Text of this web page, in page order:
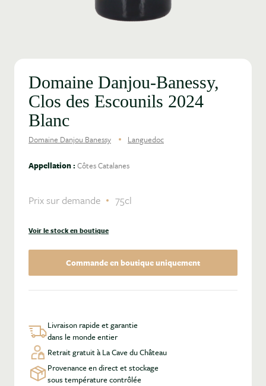
Domaine Danjou-Banessy,
Clos des Escounils 2024
Blanc
Domaine Danjou Banessy Languedoc
Appellation :Côtes Catalanes
Prix sur demande 75cl
Voir le stock en boutique
Commande en boutique uniquement
Livraison rapide et garantie
dans le monde entier
Retrait gratuit à La Cave du Château
Provenance en direct et stockage
sous température contrôlée